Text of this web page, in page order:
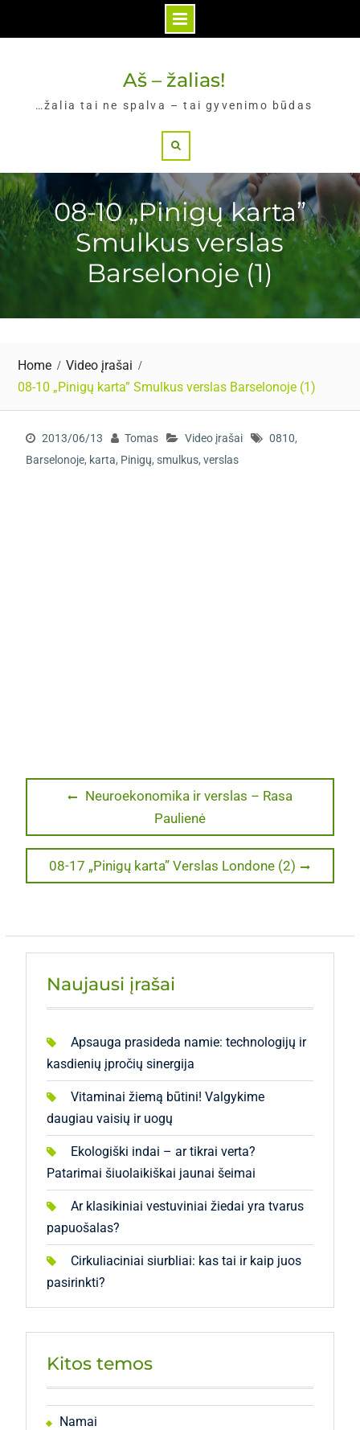
Aš – žalias!
…žalia tai ne spalva – tai gyvenimo būdas
08-10 „Pinigų karta”
Smulkus verslas
Barselonoje (1)
Home
Video įrašai
08-10 „Pinigų karta” Smulkus verslas Barselonoje (1)
2013/06/13 Tomas Video įrašai 0810,
Barselonoje, karta, Pinigų, smulkus, verslas
Navigacija
įrašų
Previous
Neuroekonomika ir verslas – Rasa
Paulienė
Next
post:
08-17 „Pinigų karta” Verslas Londone (2)
Naujausi įrašai
Apsauga prasideda namie: technologijų ir
kasdienių įpročių sinergija
Vitaminai žiemą būtini! Valgykime
daugiau vaisių ir uogų
Ekologiški indai – ar tikrai verta?
Patarimai šiuolaikiškai jaunai šeimai
Ar klasikiniai vestuviniai žiedai yra tvarus
papuošalas?
Cirkuliaciniai siurbliai: kas tai ir kaip juos
pasirinkti?
Kitos temos
Namai